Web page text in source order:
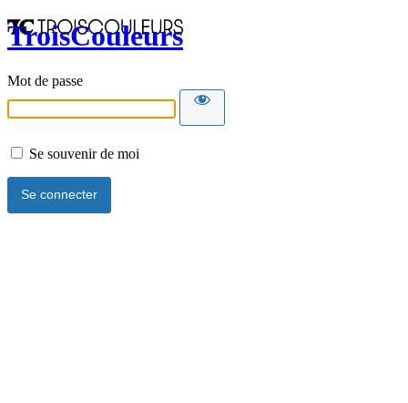
TroisCouleurs
Mot de passe
Se souvenir de moi